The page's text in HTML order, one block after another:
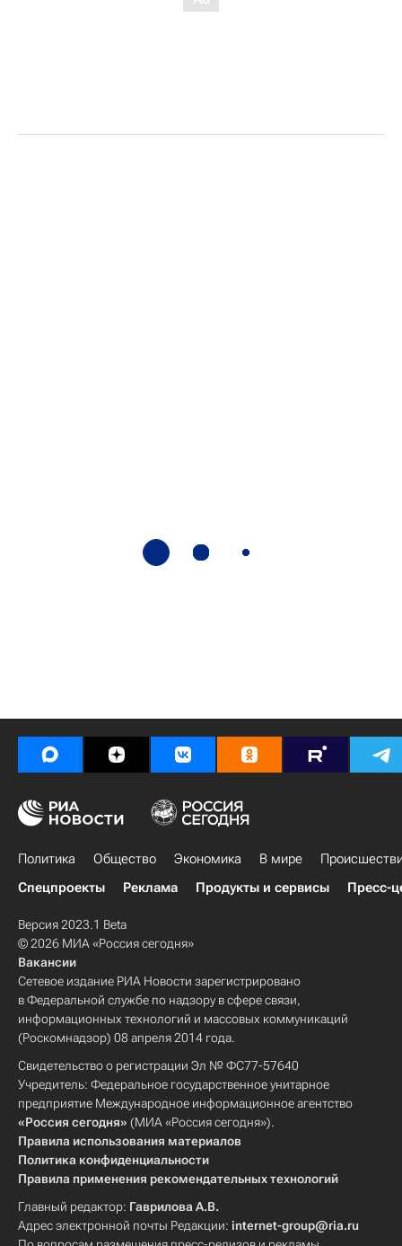
Политика Общество Экономика В мире
Спецпроекты
Реклама Продукты и сервисы Пресс-
Версия 2023.1 Beta
© 2026 МИА «Россия сегодня»
Вакансии
Сетевое издание РИА Новости зарегистрировано
в Федеральной службе по надзору в сфере связи,
информационных технологий и массовых коммуникаций
(Роскомнадзор) 08 апреля 2014 года.
Свидетельство о регистрации Эл № ФС77-57640
Учредитель: Федеральное государственное унитарное
предприятие Международное информационное агентство
«Россия сегодня» (МИА «Россия сегодня»).
Правила использования материалов
Политика конфиденциальности
Правила применения рекомендательных технологий
Главный редактор: Гаврилова А.В.
Адрес электронной почты Редакции: internet-group@ria.ru